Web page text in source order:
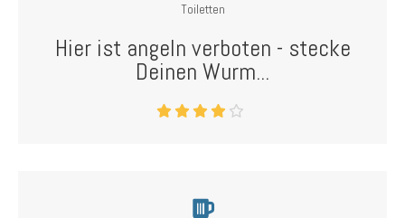
Toiletten
Hier ist angeln verboten - stecke
Deinen Wurm...